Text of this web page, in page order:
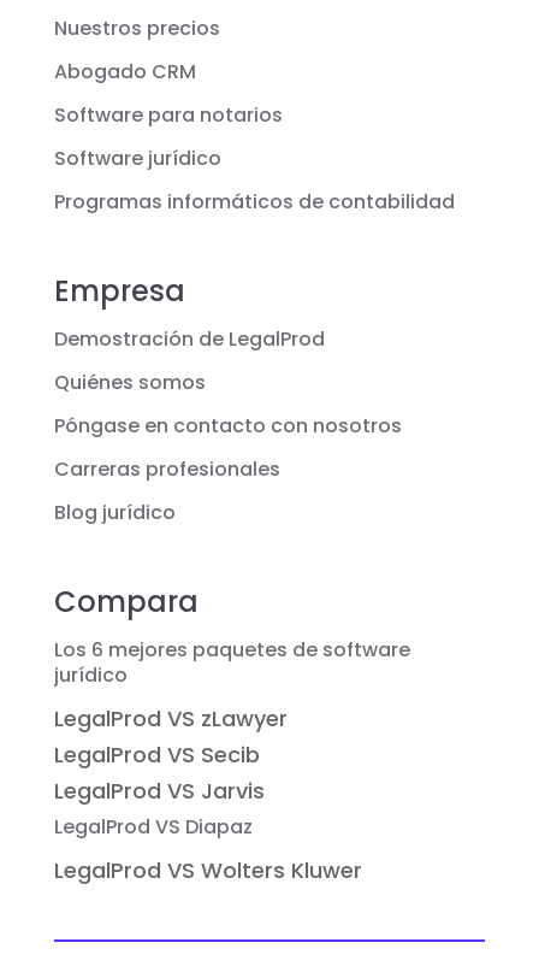
Nuestros precios
Abogado CRM
Software para notarios
Software jurídico
Programas informáticos de contabilidad
Empresa
Demostración de LegalProd
Quiénes somos
Póngase en contacto con nosotros
Carreras profesionales
Blog jurídico
Compara
Los 6 mejores paquetes de software
jurídico
LegalProd VS zLawyer
LegalProd VS Secib
LegalProd VS Jarvis
LegalProd VS Diapaz
LegalProd VS Wolters Kluwer